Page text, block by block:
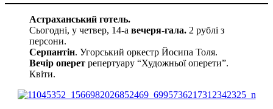
Астраханський готель.
Сьогодні, у четвер, 14-а вечеря-гала. 2 рублі з
персони.
Серпантін. Угорський оркестр Йосипа Толя.
Вечір оперет репертуару “Художньої оперети”.
Квіти.